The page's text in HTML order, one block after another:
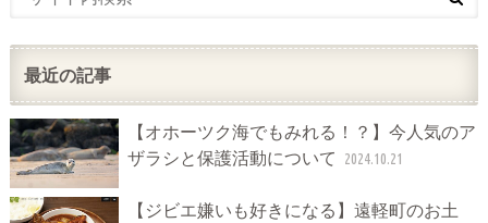
最近の記事
【オホーツク海でもみれる！？】今人気のア
ザラシと保護活動について
2024.10.21
【ジビエ嫌いも好きになる】遠軽町のお土